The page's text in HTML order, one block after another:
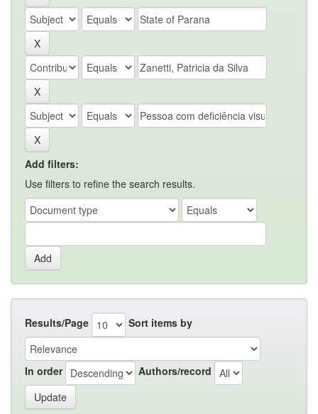
Add filters:
Use filters to refine the search results.
Results/Page Sort items by
In order Authors/record